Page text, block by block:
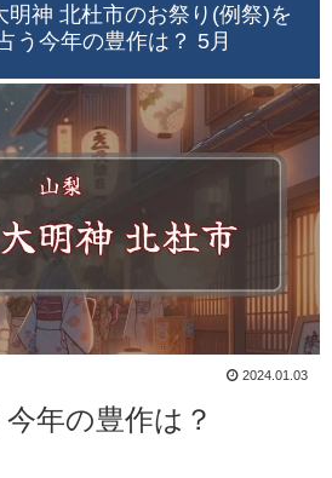
明神 北杜市のお祭り(例祭)を
う今年の豊作は？ 5月
2024.01.03
年の豊作は？